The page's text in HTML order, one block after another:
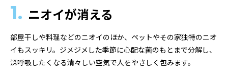
1. ニオイが消える
部屋干しや料理などのニオイのほか、ペットやその家独特のニオ
イもスッキリ。ジメジメした季節に心配な菌のもとまで分解し、
深呼吸したくなる清々しい空気で人をやさしく包みます。